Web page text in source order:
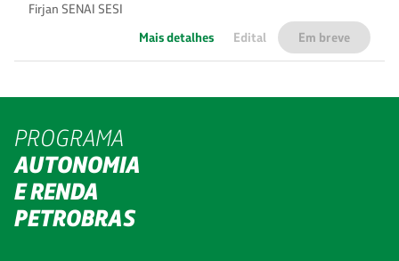
Firjan SENAI SESI
Mais detalhes Edital Em breve
PROGRAMA
AUTONOMIA
E RENDA
PETROBRAS